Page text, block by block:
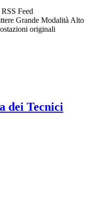
RSS Feed
Grande Modalità Alto
originali
dei Tecnici